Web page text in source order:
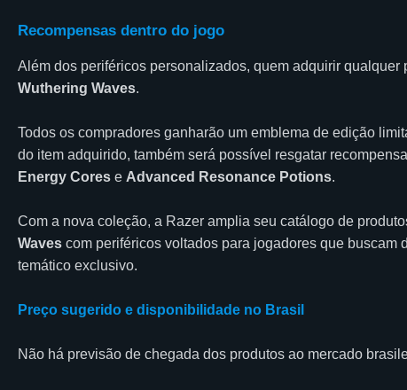
Recompensas dentro do jogo
Além dos periféricos personalizados, quem adquirir
Wuthering Waves.
Todos os compradores ganharão um emblema de edição
do item adquirido, também será possível resgatar
Energy Cores e Advanced Resonance Potions.
Com a nova coleção, a Razer amplia seu catálogo de
Waves com periféricos voltados para jogadores que buscam
temático exclusivo.
Preço sugerido e disponibilidade no Brasil
Não há previsão de chegada dos produtos ao mercado